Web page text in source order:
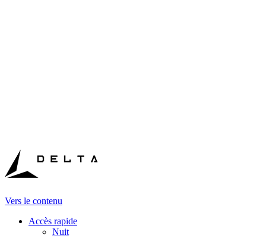
Vers le contenu
Accès rapide
Nuit